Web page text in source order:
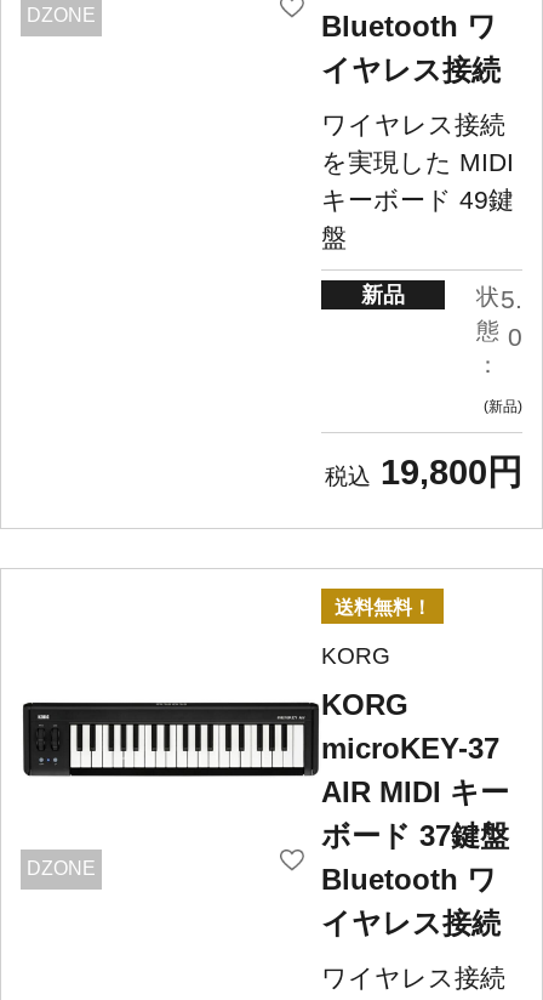
DZONE
Bluetooth ワ
イヤレス接続
ワイヤレス接続
を実現した MIDI
キーボード 49鍵
盤
新品
状
態
：
5.
0
新品
19,800円
DZONE
送料無料！
KORG
KORG
microKEY-37
AIR MIDI キー
ボード 37鍵盤
Bluetooth ワ
イヤレス接続
ワイヤレス接続